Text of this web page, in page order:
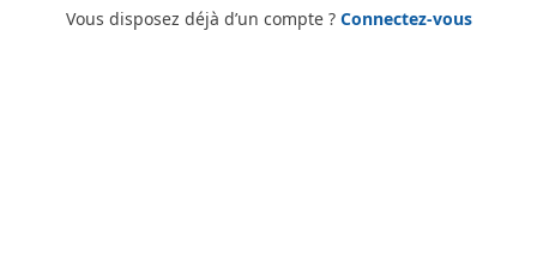
Vous disposez déjà d’un compte ? Connectez-vous